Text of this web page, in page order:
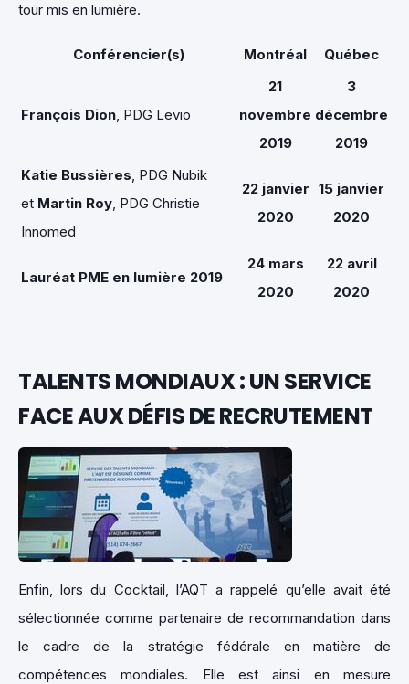
tour mis en lumière.
Conférencier(s) Montréal Québec
François Dion, PDG Levio
21
novembre
2019
3
décembre
2019
Katie Bussières, PDG Nubik
et Martin Roy, PDG Christie
Innomed
22 janvier
2020
15 janvier
2020
Lauréat PME en lumière 2019
24 mars
2020
22 avril
2020
TALENTS MONDIAUX : UN SERVICE
FACE AUX DÉFIS DE RECRUTEMENT
Enfin, lors du Cocktail, l’AQT a rappelé qu’elle avait été
sélectionnée comme partenaire de recommandation dans
le cadre de la stratégie fédérale en matière de
compétences mondiales. Elle est ainsi en mesure